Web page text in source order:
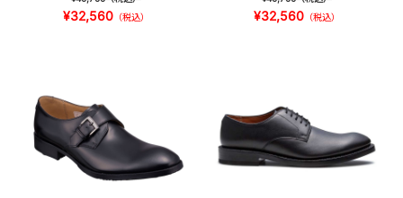
¥32,560 （税込） ¥32,560 （税込）